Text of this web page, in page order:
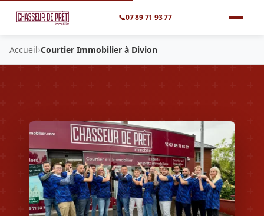
📞07 89 71 93 77
Accueil›Courtier Immobilier à Divion